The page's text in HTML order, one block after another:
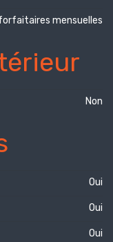
mensuelles
Non
Oui
Oui
Oui